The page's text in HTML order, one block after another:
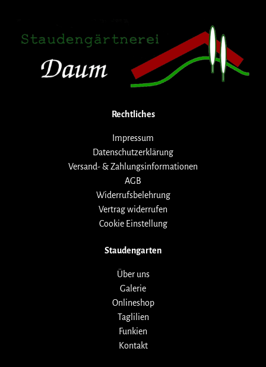
Rechtliches
Impressum
Datenschutzerklärung
Versand- & Zahlungsinformationen
AGB
Widerrufsbelehrung
Vertrag widerrufen
Cookie Einstellung
Staudengarten
Über uns
Galerie
Onlineshop
Taglilien
Funkien
Kontakt